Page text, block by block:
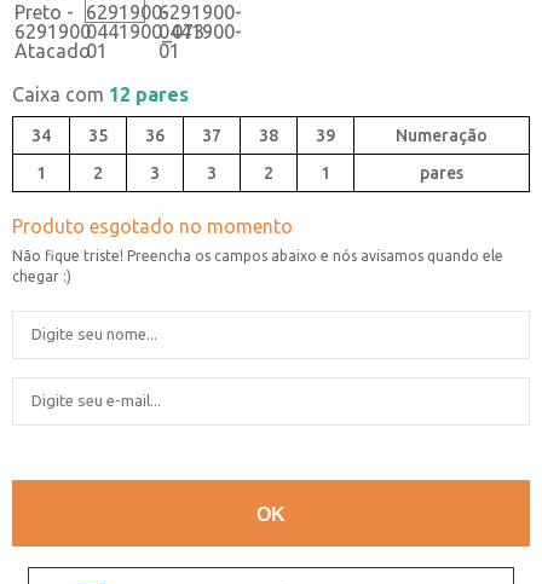
Caixa com 12 pares
34 35 36 37 38
39
1
2 3 3 2 1 pares